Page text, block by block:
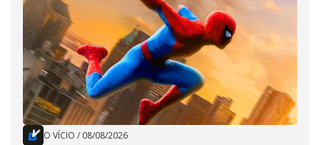
O VÍCIO / 08/08/2026